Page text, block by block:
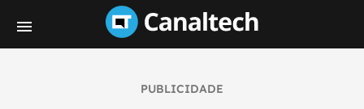
PUBLICIDADE